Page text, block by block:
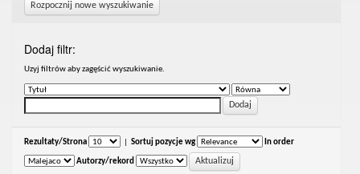
Rozpocznij nowe wyszukiwanie
Dodaj filtr:
Uzyj filtrów aby zagęścić wyszukiwanie.
Rezultaty/Strona Sortuj pozycje wg In order
Autorzy/rekord